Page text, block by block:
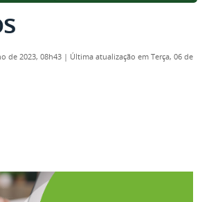
de 2023, 08h43 | Última atualização em Terça, 06 de